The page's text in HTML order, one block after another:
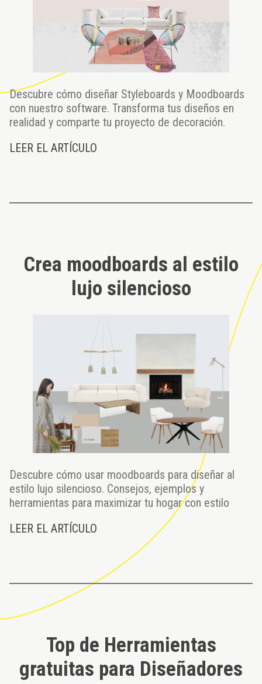
Descubre cómo diseñar Styleboards y Moodboards
con nuestro software. Transforma tus diseños en
realidad y comparte tu proyecto de decoración.
LEER EL ARTÍCULO
Crea moodboards al estilo
lujo silencioso
Descubre cómo usar moodboards para diseñar al
estilo lujo silencioso. Consejos, ejemplos y
herramientas para maximizar tu hogar con estilo
LEER EL ARTÍCULO
Top de Herramientas
gratuitas para Diseñadores